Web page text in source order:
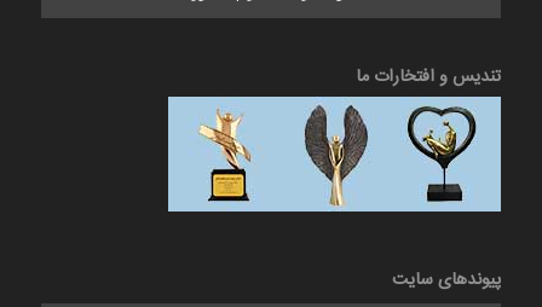
تندیس و افتخارات ما
پیوندهای سایت